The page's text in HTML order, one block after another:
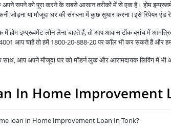
अपने सपने को पूरा करने के सबसे आसान तरीकों में से एक है।होम
जोड़ना या मौजूदा घर की संरचना में कुछ सुधार करना।इसे रिपेयर एंड
मेंहोम इम्प्रूवमेंट लोनलेना चाहते हैं, तो आप आवास टोंक ब्रांच में
आप चाहें तो हमें 1800-20-888-20 पर कॉल भी कर सकते हैं और
साथ, आप अपने मौजूदा घर को मॉडर्न लुक और आरामदायक लिविंग में
In Home Improvement
loan in Home Improvement Loan In Tonk?